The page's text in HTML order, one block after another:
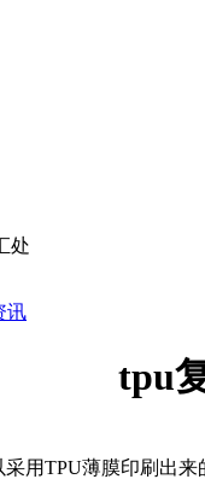
处
讯
tpu
TPU薄膜印刷出来